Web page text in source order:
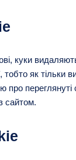
куки
тобто як тільки
про переглянуті
сайтом.